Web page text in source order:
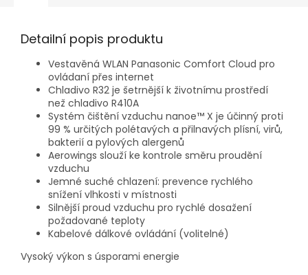
Detailní popis produktu
Vestavěná WLAN Panasonic Comfort Cloud pro
ovládaní přes internet
Chladivo R32 je šetrnější k životnímu prostředí
než chladivo R410A
Systém čištění vzduchu nanoe™ X je účinný proti
99 % určitých polétavých a přilnavých plísní, virů,
bakterií a pylových alergenů
Aerowings slouží ke kontrole směru proudění
vzduchu
Jemné suché chlazení: prevence rychlého
snížení vlhkosti v místnosti
Silnější proud vzduchu pro rychlé dosažení
požadované teploty
Kabelové dálkové ovládání (volitelné)
Vysoký výkon s úsporami energie